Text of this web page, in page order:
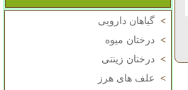
> گیاهان دارویی
> درختان میوه
> درختان زینتی
> علف های هرز